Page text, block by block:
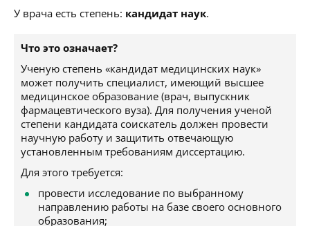
У врача есть степень: кандидат наук.
Что это означает?
Ученую степень «кандидат медицинских наук»
может получить специалист, имеющий высшее
медицинское образование (врач, выпускник
фармацевтического вуза). Для получения ученой
степени кандидата соискатель должен провести
научную работу и защитить отвечающую
установленным требованиям диссертацию.
Для этого требуется:
провести исследование по выбранному
направлению работы на базе своего основного
образования;